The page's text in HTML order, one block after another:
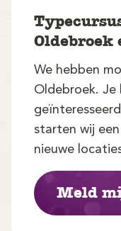
Oldebroek
We hebben
Oldebroek. Je
starten wij
nieuwe
Meld